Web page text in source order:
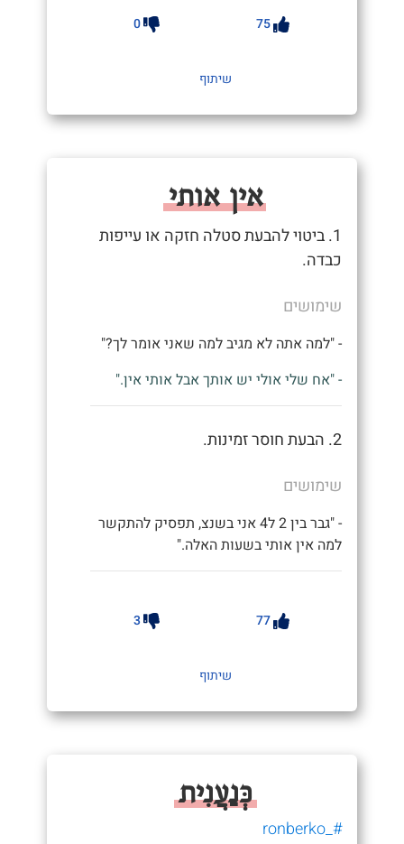
75
0
שיתוף
אין אותי
1. ביטוי להבעת סטלה חזקה או עייפות
כבדה.
שימושים
- "למה אתה לא מגיב למה שאני אומר לך?"
- "אח שלי אולי יש אותך אבל אותי אין."
2. הבעת חוסר זמינות.
שימושים
- "גבר בין 2 ל4 אני בשנצ, תפסיק להתקשר
למה אין אותי בשעות האלה."
77
3
שיתוף
כְּנַעֲנִית
#_ronberko